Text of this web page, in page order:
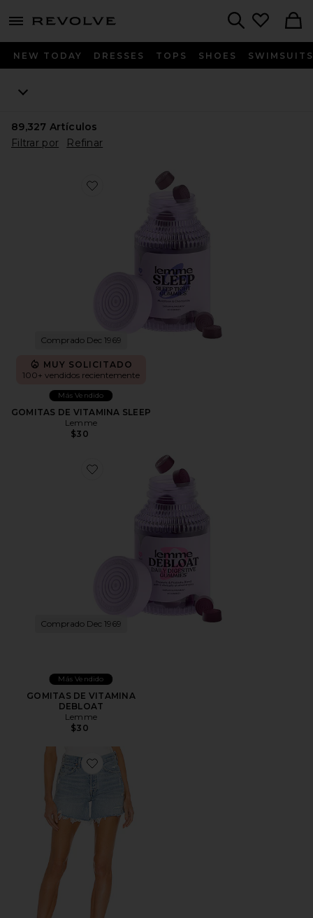
menu - shows more content
NEW TODAY DRESSES TOPS SHOES SWIMSUITS
89,327 Artículos
Filtrar por
Refinar
Favorite GOMITAS DE VITAMINA SLEEP
Comprado Dec 1969
MUY SOLICITADO
100+ vendidos recientemente
Más Vendido
GOMITAS DE VITAMINA SLEEP
Lemme
$30
Favorite GOMITAS DE VITAMINA DEBLOAT
Comprado Dec 1969
Más Vendido
GOMITAS DE VITAMINA
DEBLOAT
Lemme
$30
Favorite Short largo parker